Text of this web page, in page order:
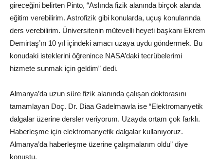
gireceğini belirten Pinto, “Aslında fizik alanında birçok alanda
eğitim verebilirim. Astrofizik gibi konularda, uçuş konularında
ders verebilirim. Üniversitenin mütevelli heyeti başkanı Ekrem
Demirtaş’ın 10 yıl içindeki amacı uzaya uydu göndermek. Bu
konudaki isteklerini öğrenince NASA’daki tecrübelerimi
hizmete sunmak için geldim” dedi.
Almanya’da uzun süre fizik alanında çalışan doktorasını
tamamlayan Doç. Dr. Diaa Gadelmawla ise “Elektromanyetik
dalgalar üzerine dersler veriyorum. Uzayda ortam çok farklı.
Haberleşme için elektromanyetik dalgalar kullanıyoruz.
Almanya’da haberleşme üzerine çalışmalarım oldu” diye
konuştu.